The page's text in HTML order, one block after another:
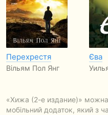
Перехрестя
Вільям Пол Янг
Єва
«Хижа (2-е издание)» можна
мобільний додаток, який з